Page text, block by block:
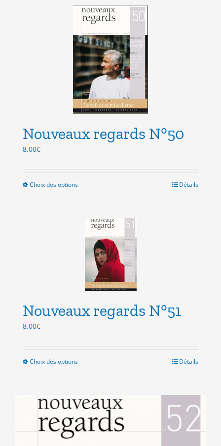
plusieurs
variations.
options
peuvent
être
choisies
sur
la
page
du
Nouveaux regards N°50
8.00€
Choix des optionsCe
plusieurs
variations.
Les
options
peuvent
être
choisies
sur
page
Détails
Nouveaux regards N°51
8.00€
Choix des optionsCe
variations.
Les
options
Détails